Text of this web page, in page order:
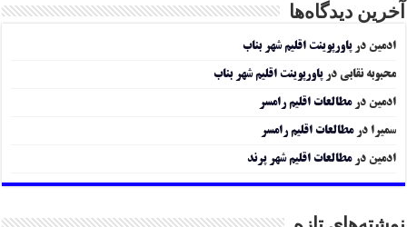
آخرین دیدگاه‌ها
ادمین درپاورپوینت اقلیم شهر بناب
محبوبه نقابی درپاورپوینت اقلیم شهر بناب
ادمین درمطالعات اقلیم رامسر
سمیرا درمطالعات اقلیم رامسر
ادمین درمطالعات اقلیم شهر پرند